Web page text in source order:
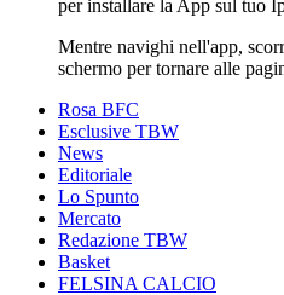
per installare la App sul tuo
Mentre navighi nell'app,
schermo per tornare alle
Rosa BFC
Esclusive TBW
News
Editoriale
Lo Spunto
Mercato
Redazione TBW
Basket
FELSINA CALCIO